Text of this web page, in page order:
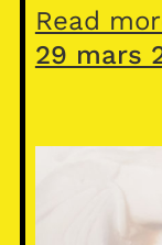
Read
29 mars